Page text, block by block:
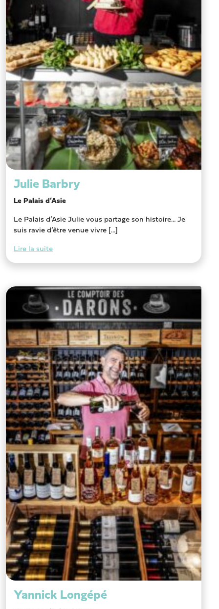
Julie Barbry
Le Palais d’Asie
Le Palais d’Asie Julie vous partage son histoire… Je
suis ravie d’être venue vivre [...]
Lire la suite
Yannick Longépé